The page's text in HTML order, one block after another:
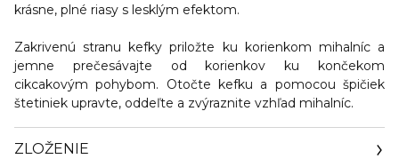
krásne, plné riasy s lesklým efektom.
Zakrivenú stranu kefky priložte ku korienkom mihalníc a
jemne prečesávajte od korienkov ku končekom
cikcakovým pohybom. Otočte kefku a pomocou špičiek
štetiniek upravte, oddeľte a zvýraznite vzhľad mihalníc.
ZLOŽENIE